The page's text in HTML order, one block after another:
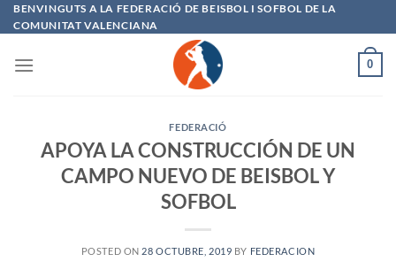
Saltar
al
BENVINGUTS A LA FEDERACIÓ DE BEISBOL I SOFBOL DE LA
COMUNITAT VALENCIANA
0
FEDERACIÓ
APOYA LA CONSTRUCCIÓN DE UN
CAMPO NUEVO DE BEISBOL Y
SOFBOL
POSTED ON 28 OCTUBRE, 2019 BY FEDERACION